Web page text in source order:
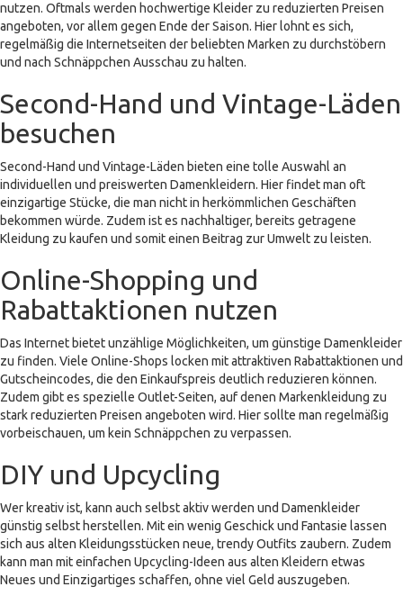
nutzen. Oftmals werden hochwertige Kleider zu reduzierten Preisen
angeboten, vor allem gegen Ende der Saison. Hier lohnt es sich,
regelmäßig die Internetseiten der beliebten Marken zu durchstöbern
und nach Schnäppchen Ausschau zu halten.
Second-Hand und Vintage-Läden
besuchen
Second-Hand und Vintage-Läden bieten eine tolle Auswahl an
individuellen und preiswerten Damenkleidern. Hier findet man oft
einzigartige Stücke, die man nicht in herkömmlichen Geschäften
bekommen würde. Zudem ist es nachhaltiger, bereits getragene
Kleidung zu kaufen und somit einen Beitrag zur Umwelt zu leisten.
Online-Shopping und
Rabattaktionen nutzen
Das Internet bietet unzählige Möglichkeiten, um günstige Damenkleider
zu finden. Viele Online-Shops locken mit attraktiven Rabattaktionen und
Gutscheincodes, die den Einkaufspreis deutlich reduzieren können.
Zudem gibt es spezielle Outlet-Seiten, auf denen Markenkleidung zu
stark reduzierten Preisen angeboten wird. Hier sollte man regelmäßig
vorbeischauen, um kein Schnäppchen zu verpassen.
DIY und Upcycling
Wer kreativ ist, kann auch selbst aktiv werden und Damenkleider
günstig selbst herstellen. Mit ein wenig Geschick und Fantasie lassen
sich aus alten Kleidungsstücken neue, trendy Outfits zaubern. Zudem
kann man mit einfachen Upcycling-Ideen aus alten Kleidern etwas
Neues und Einzigartiges schaffen, ohne viel Geld auszugeben.